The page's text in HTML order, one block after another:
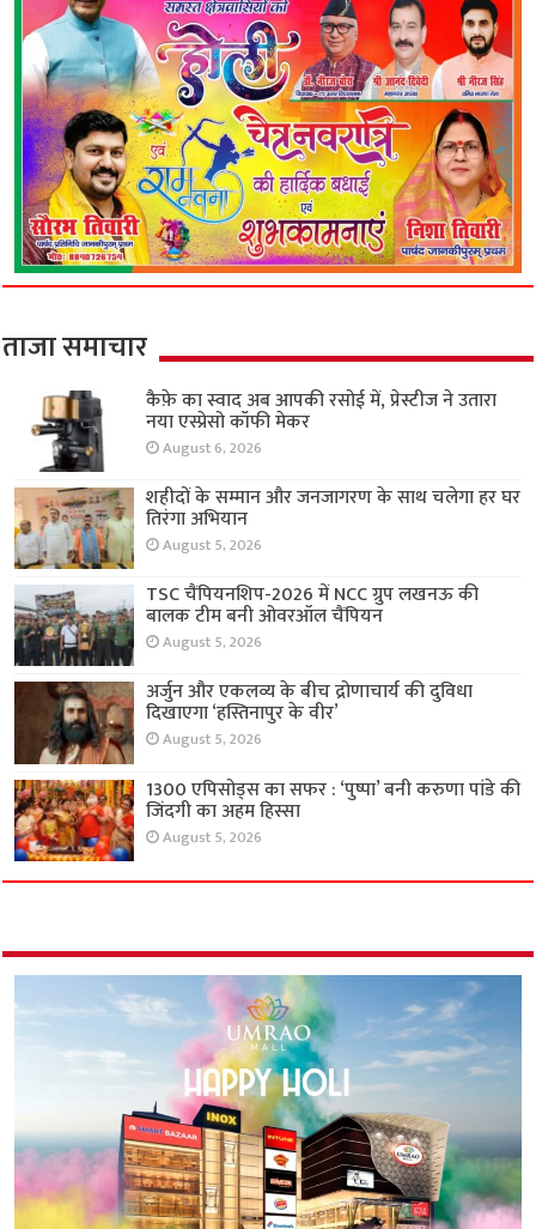
ताजा समाचार
कैफ़े का स्वाद अब आपकी रसोई में, प्रेस्टीज ने उतारा
नया एस्प्रेसो कॉफी मेकर
August 6, 2026
शहीदों के सम्मान और जनजागरण के साथ चलेगा हर घर
तिरंगा अभियान
August 5, 2026
TSC चैंपियनशिप-2026 में NCC ग्रुप लखनऊ की
बालक टीम बनी ओवरऑल चैंपियन
August 5, 2026
अर्जुन और एकलव्य के बीच द्रोणाचार्य की दुविधा
दिखाएगा ‘हस्तिनापुर के वीर’
August 5, 2026
1300 एपिसोड्स का सफर : ‘पुष्पा’ बनी करुणा पांडे की
जिंदगी का अहम हिस्सा
August 5, 2026